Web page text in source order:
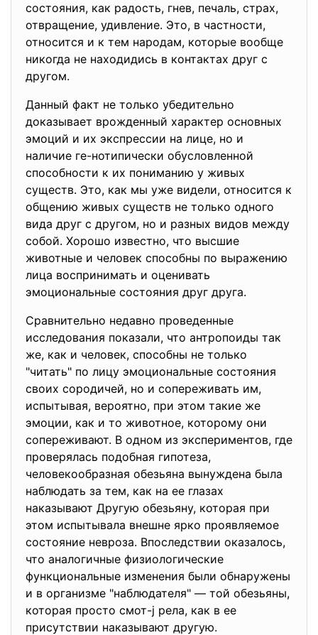
состояния, как радость, гнев, печаль, страх,
отвращение, удивление. Это, в частности,
относится и к тем народам, которые вообще
никогда не находидись в контактах друг с
другом.
Данный факт не только убедительно
доказывает врожденный характер основных
эмоций и их экспрессии на лице, но и
наличие ге-нотипически обусловленной
способности к их пониманию у живых
существ. Это, как мы уже видели, относится к
общению живых существ не только одного
вида друг с другом, но и разных видов между
собой. Хорошо известно, что высшие
животные и человек способны по выражению
лица воспринимать и оценивать
эмоциональные состояния друг друга.
Сравнительно недавно проведенные
исследования показали, что антропоиды так
же, как и человек, способны не только
"читать" по лицу эмоциональные состояния
своих сородичей, но и сопереживать им,
испытывая, вероятно, при этом такие же
эмоции, как и то животное, которому они
сопереживают. В одном из экспериментов, где
проверялась подобная гипотеза,
человекообразная обезьяна вынуждена была
наблюдать за тем, как на ее глазах
наказывают Другую обезьяну, которая при
этом испытывала внешне ярко проявляемое
состояние невроза. Впоследствии оказалось,
что аналогичные физиологические
функциональные изменения были обнаружены
и в организме "наблюдателя" — той обезьяны,
которая просто смот-j рела, как в ее
присутствии наказывают другую.